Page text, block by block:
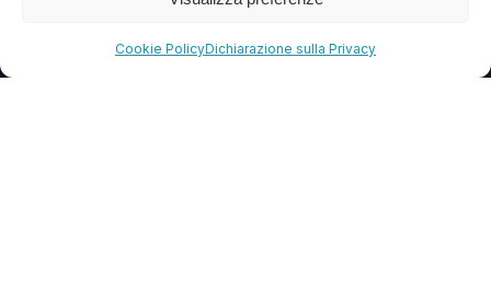
Cookie PolicyDichiarazione sulla Privacy